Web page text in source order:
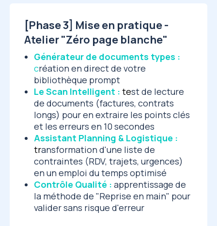
[Phase 3] Mise en pratique -
Atelier "Zéro page blanche"
Générateur de documents types :
création en direct de votre
bibliothèque prompt
Le Scan Intelligent : test de lecture
de documents (factures, contrats
longs) pour en extraire les points clés
et les erreurs en 10 secondes
Assistant Planning & Logistique :
transformation d'une liste de
contraintes (RDV, trajets, urgences)
en un emploi du temps optimisé
Contrôle Qualité : apprentissage de
la méthode de "Reprise en main" pour
valider sans risque d'erreur